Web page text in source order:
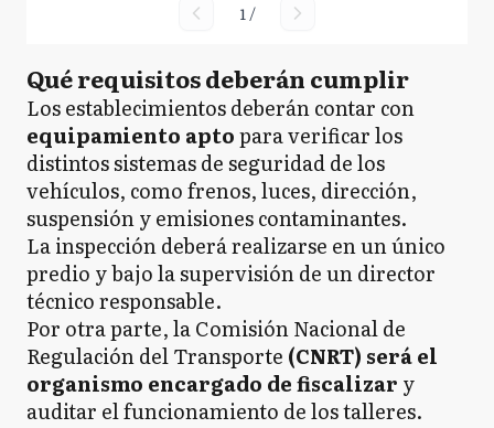
1 /
Qué requisitos deberán cumplir
Los establecimientos deberán contar con
equipamiento aptopara verificar los
distintos sistemas de seguridad de los
vehículos, como frenos, luces, dirección,
suspensión y emisiones contaminantes.
La inspección deberá realizarse en un único
predio y bajo la supervisión de un director
técnico responsable.
Por otra parte, la Comisión Nacional de
Regulación del Transporte (CNRT) será el
organismo encargado de fiscalizar y
auditar el funcionamiento de los talleres.